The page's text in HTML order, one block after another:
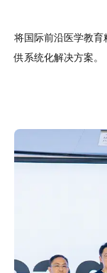
将国际前沿医学教
供系统化解决方案。